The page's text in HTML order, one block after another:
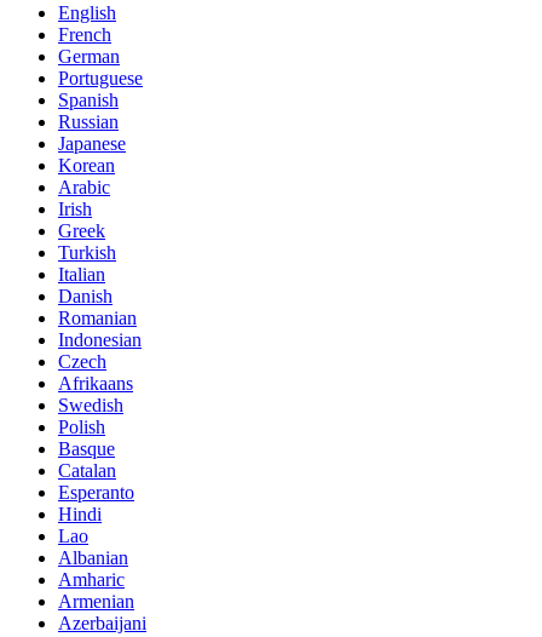
English
French
German
Portuguese
Spanish
Russian
Japanese
Korean
Arabic
Irish
Greek
Turkish
Italian
Danish
Romanian
Indonesian
Czech
Afrikaans
Swedish
Polish
Basque
Catalan
Esperanto
Hindi
Lao
Albanian
Amharic
Armenian
Azerbaijani